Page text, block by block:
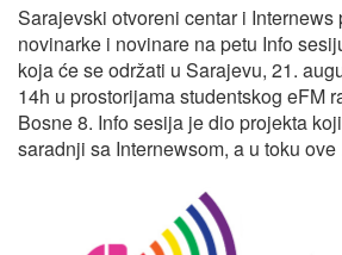
Sarajevski otvoreni centar i Internews
novinarke i novinare na petu Info
koja će se održati u Sarajevu, 21.
14h u prostorijama studentskog eFM
Bosne 8. Info sesija je dio projekta
saradnji sa Internewsom, a u toku